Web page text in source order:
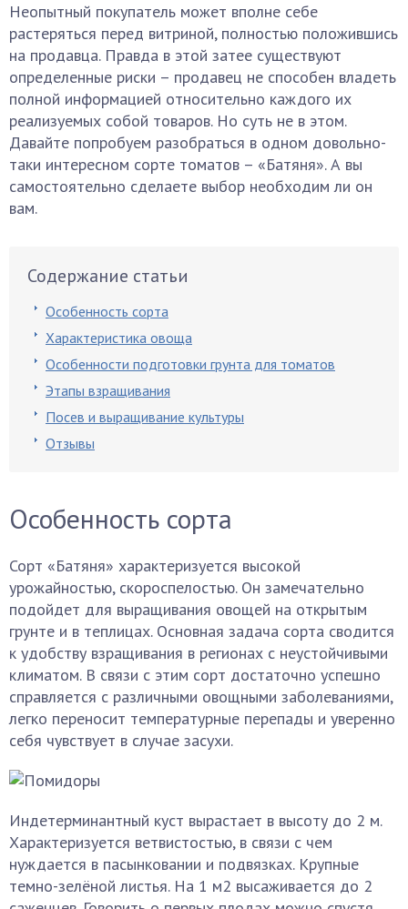
Неопытный покупатель может вполне себе
растеряться перед витриной, полностью положившись
на продавца. Правда в этой затее существуют
определенные риски – продавец не способен владеть
полной информацией относительно каждого их
реализуемых собой товаров. Но суть не в этом.
Давайте попробуем разобраться в одном довольно-
таки интересном сорте томатов – «Батяня». А вы
самостоятельно сделаете выбор необходим ли он
вам.
Содержание статьи
Особенность сорта
Характеристика овоща
Особенности подготовки грунта для томатов
Этапы взращивания
Посев и выращивание культуры
Отзывы
Особенность сорта
Сорт «Батяня» характеризуется высокой
урожайностью, скороспелостью. Он замечательно
подойдет для выращивания овощей на открытым
грунте и в теплицах. Основная задача сорта сводится
к удобству взращивания в регионах с неустойчивыми
климатом. В связи с этим сорт достаточно успешно
справляется с различными овощными заболеваниями,
легко переносит температурные перепады и уверенно
себя чувствует в случае засухи.
Индетерминантный куст вырастает в высоту до 2 м.
Характеризуется ветвистостью, в связи с чем
нуждается в пасынковании и подвязках. Крупные
темно-зелёной листья. На 1 м2 высаживается до 2